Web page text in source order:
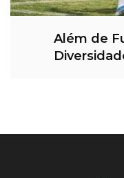
Além de